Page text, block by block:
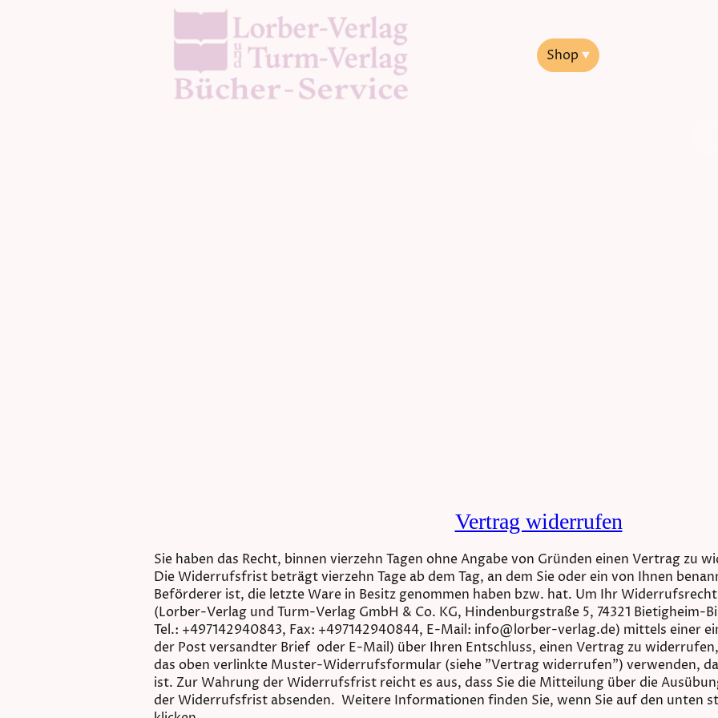
Shop
Vertrag widerrufen
Sie haben das Recht, binnen vierzehn Tagen ohne Angabe von Gründen einen Vertrag zu
Die Widerrufsfrist beträgt vierzehn Tage ab dem Tag, an dem Sie oder ein von Ihnen
Beförderer ist, die letzte Ware in Besitz genommen haben bzw. hat. Um Ihr Widerrufsrecht
(Lorber-Verlag und Turm-Verlag GmbH & Co. KG, Hindenburgstraße 5, 74321 Bietigheim-
Tel.: +497142940843, Fax: +497142940844, E-Mail: info@lorber-verlag.de) mittels einer
der Post versandter Brief oder E-Mail) über Ihren Entschluss, einen Vertrag zu
das oben verlinkte Muster-Widerrufsformular (siehe "Vertrag widerrufen") verwenden,
ist. Zur Wahrung der Widerrufsfrist reicht es aus, dass Sie die Mitteilung über die
der Widerrufsfrist absenden. Weitere Informationen finden Sie, wenn Sie auf den unten